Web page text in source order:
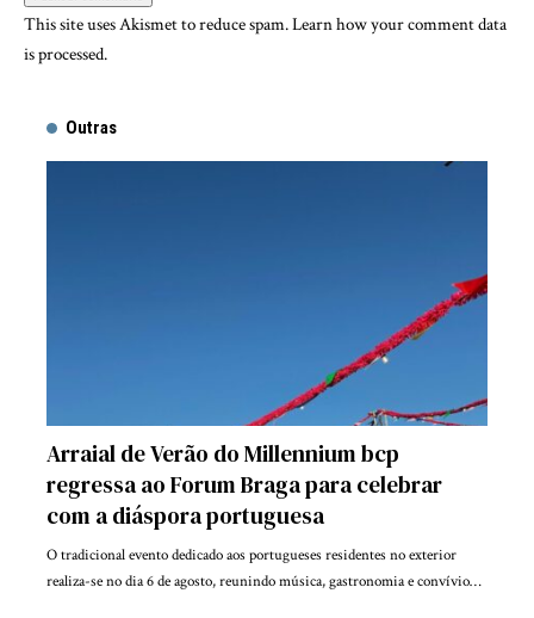
This site uses Akismet to reduce spam.Learn how your comment data
is processed.
Outras
Arraial de Verão do Millennium bcp
regressa ao Forum Braga para celebrar
com a diáspora portuguesa
O tradicional evento dedicado aos portugueses residentes no exterior
realiza-se no dia 6 de agosto, reunindo música, gastronomia e convívio…